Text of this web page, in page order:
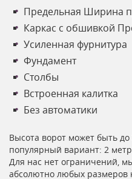
Предельная Ширина
Каркас с обшивкой
Усиленная фурнитура
Фундамент
Столбы
Встроенная калитка
Без автоматики
Высота ворот может быть
популярный вариант: 2
Для нас нет ограничений,
абсолютно любых размеров